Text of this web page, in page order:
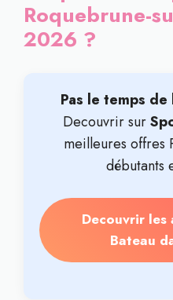
Roquebrune-
2026 ?
Pas le temps
Decouvrir sur
meilleures offres
débutants
Decouvrir les
Bateau